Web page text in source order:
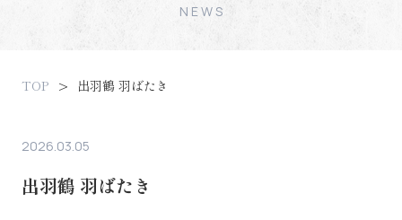
NEWS
TOP 出羽鶴 羽ばたき
2026.03.05
出羽鶴 羽ばたき